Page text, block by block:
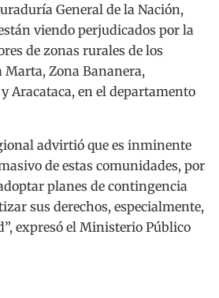
General de la Nación,
viendo perjudicados por la
de zonas rurales de los
Zona Bananera,
Aracataca, en el departamento
advirtió que es inminente
de estas comunidades, por
planes de contingencia
sus derechos, especialmente,
expresó el Ministerio Público